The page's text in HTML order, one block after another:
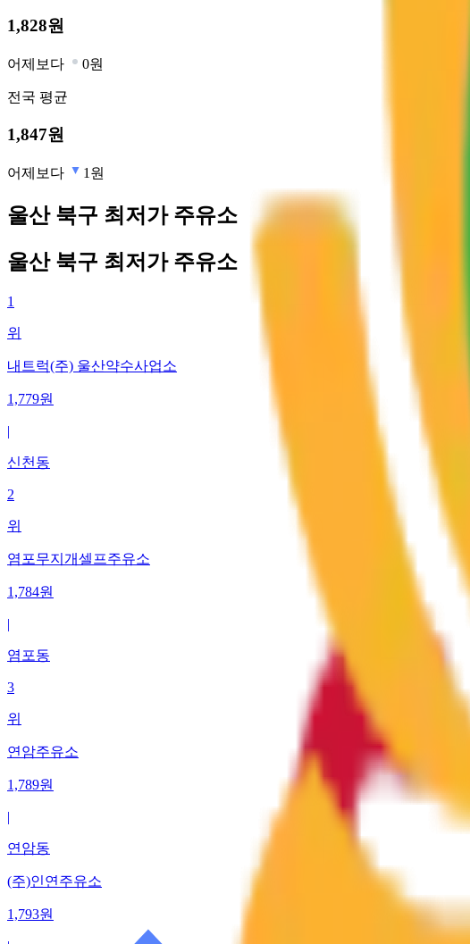
1,828원
어제보다 0원
전국 평균
1,847원
어제보다 1원
울산 북구 최저가 주유소
울산 북구 최저가 주유소
1
위
내트럭(주) 울산약수사업소
1,779원
|
신천동
2
위
염포무지개셀프주유소
1,784원
|
염포동
3
위
연암주유소
1,789원
|
연암동
(주)인연주유소
1,793원